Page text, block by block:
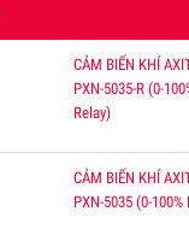
CẢM BIẾN KHÍ
PXN-5035-R (0-
Relay)
CẢM BIẾN KHÍ
PXN-5035 (0-